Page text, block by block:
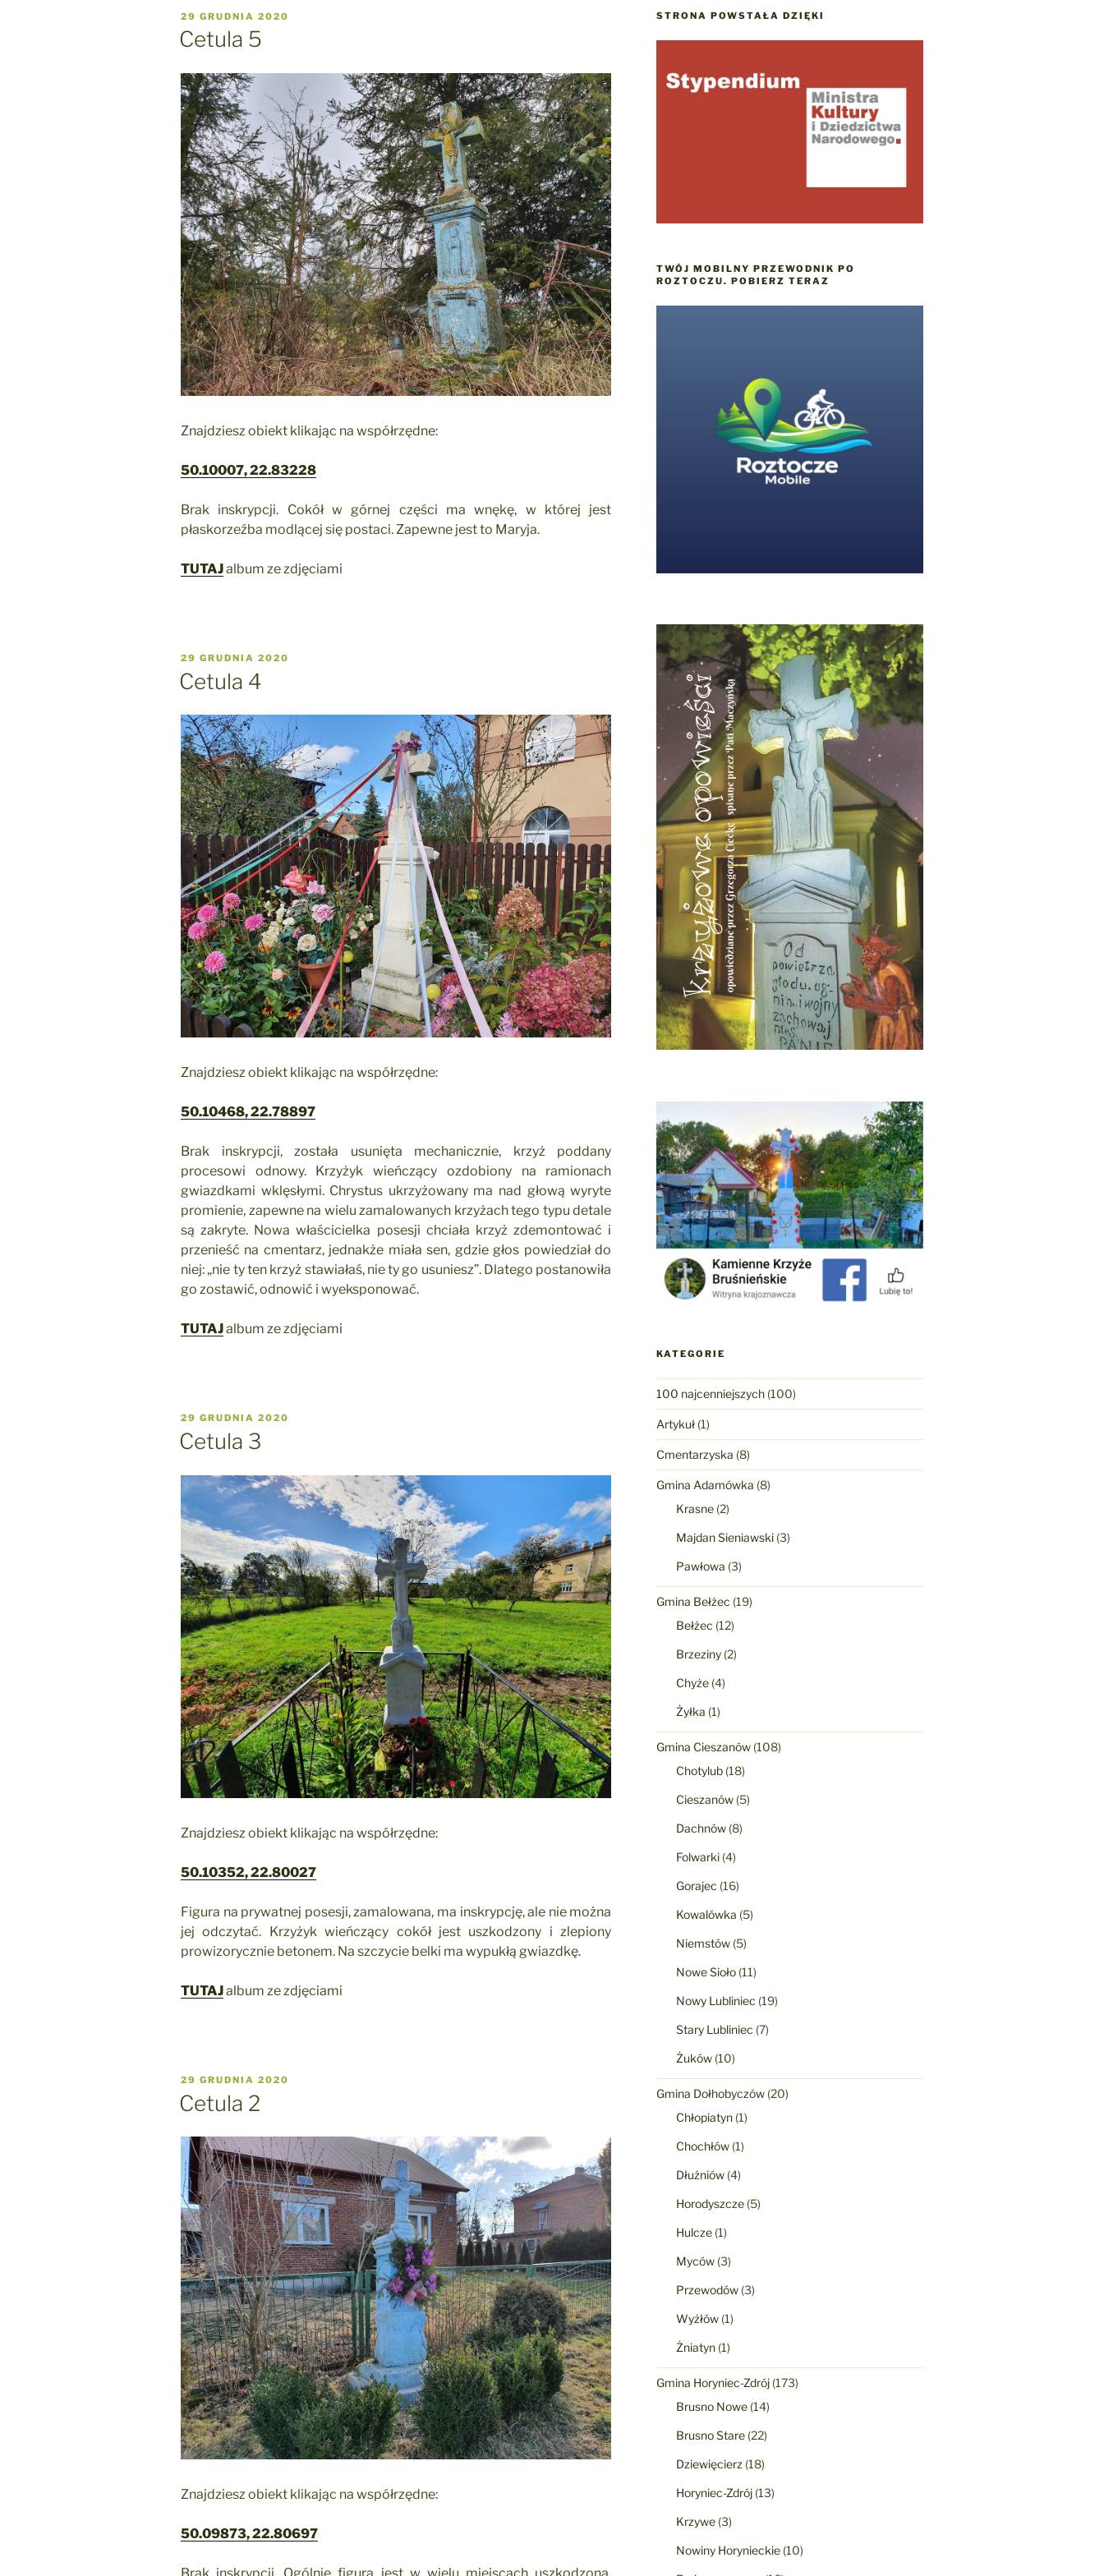
OPUBLIKOWANE
W
29 GRUDNIA 2020
Cetula 5
Znajdziesz obiekt klikając na współrzędne:
50.10007, 22.83228
Brak inskrypcji. Cokół w górnej części ma wnękę, w której jest
płaskorzeźba modlącej się postaci. Zapewne jest to Maryja.
TUTAJalbum ze zdjęciami
OPUBLIKOWANE
W
29 GRUDNIA 2020
Cetula 4
Znajdziesz obiekt klikając na współrzędne:
50.10468, 22.78897
Brak inskrypcji, została usunięta mechanicznie, krzyż poddany
procesowi odnowy. Krzyżyk wieńczący ozdobiony na ramionach
gwiazdkami wklęsłymi. Chrystus ukrzyżowany ma nad głową wyryte
promienie, zapewne na wielu zamalowanych krzyżach tego typu detale
są zakryte. Nowa właścicielka posesji chciała krzyż zdemontować i
przenieść na cmentarz, jednakże miała sen, gdzie głos powiedział do
niej: „nie ty ten krzyż stawiałaś, nie ty go usuniesz”. Dlatego postanowiła
go zostawić, odnowić i wyeksponować.
TUTAJalbum ze zdjęciami
OPUBLIKOWANE
W
29 GRUDNIA 2020
Cetula 3
Znajdziesz obiekt klikając na współrzędne:
50.10352, 22.80027
Figura na prywatnej posesji, zamalowana, ma inskrypcję, ale nie można
jej odczytać. Krzyżyk wieńczący cokół jest uszkodzony i zlepiony
prowizorycznie betonem. Na szczycie belki ma wypukłą gwiazdkę.
TUTAJalbum ze zdjęciami
OPUBLIKOWANE
W
29 GRUDNIA 2020
Cetula 2
Znajdziesz obiekt klikając na współrzędne:
50.09873, 22.80697
STRONA POWSTAŁA DZIĘKI
TWÓJ MOBILNY PRZEWODNIK PO
ROZTOCZU. POBIERZ TERAZ
KATEGORIE
100 najcenniejszych(100)
Artykuł(1)
Cmentarzyska (8)
Gmina Adamówka (8)
Krasne(2)
Majdan Sieniawski(3)
Pawłowa (3)
Gmina Bełżec (19)
Bełżec (12)
Brzeziny(2)
Chyże(4)
Żyłka (1)
Gmina Cieszanów(108)
Chotylub(18)
Cieszanów(5)
Dachnów(8)
Folwarki(4)
Gorajec (16)
Kowalówka (5)
Niemstów(5)
Nowe Sioło(11)
Nowy Lubliniec (19)
Stary Lubliniec (7)
Żuków(10)
Gmina Dołhobyczów(20)
Chłopiatyn(1)
Chochłów(1)
Dłużniów(4)
Horodyszcze(5)
Hulcze(1)
Myców(3)
Przewodów(3)
Wyżłów(1)
Żniatyn(1)
Gmina Horyniec-Zdrój(173)
Brusno Nowe(14)
Brusno Stare(22)
Dziewięcierz (18)
Horyniec-Zdrój(13)
Krzywe(3)
Nowiny Horynieckie(10)